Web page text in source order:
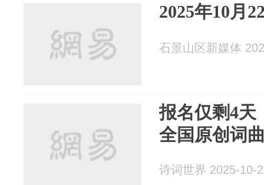
2025年10月
石景山区新媒体
报名仅剩4天
全国原创词
诗词世界 2025-10-